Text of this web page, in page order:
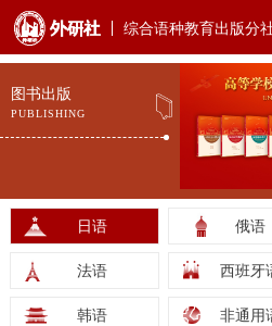
综合语种教育出版分
图书出版
PUBLISHING
日语 俄语
法语 西班牙
韩语 非通用